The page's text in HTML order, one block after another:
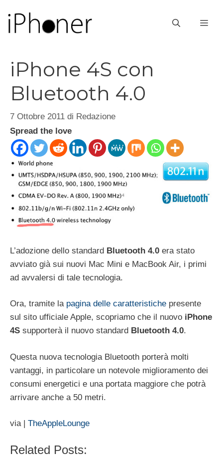
contenuto
iPhone 4S con
Bluetooth 4.0
7 Ottobre 2011 di Redazione
Spread the love
L’adozione dello standard Bluetooth 4.0 era stato
avviato già sui nuovi Mac Mini e MacBook Air, i primi
ad avvalersi di tale tecnologia.
Ora, tramite la pagina delle caratteristiche presente
sul sito ufficiale Apple, scopriamo che il nuovo iPhone
4S supporterà il nuovo standard Bluetooth 4.0.
Questa nuova tecnologia Bluetooth porterà molti
vantaggi, in particolare un notevole miglioramento dei
consumi energetici e una portata maggiore che potrà
arrivare anche a 50 metri.
via | TheAppleLounge
Related Posts: